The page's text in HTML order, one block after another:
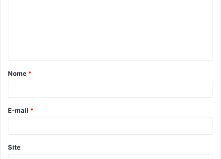
á
r
*
Nome *
E-mail *
Site